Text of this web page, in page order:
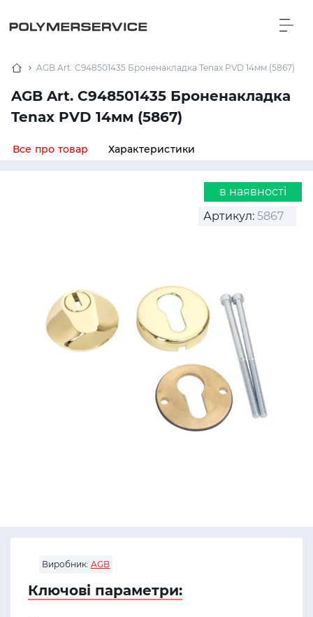
AGB Art. C948501435 Броненакладка Tenax PVD 14мм (5867)
AGB Art. C948501435 Броненакладка
Tenax PVD 14мм (5867)
Все про товар Характеристики
в наявності
Артикул: 5867
Виробник: AGB
Ключові параметри: